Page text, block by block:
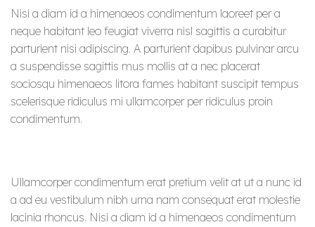
Nisi a diam id a himenaeos condimentum laoreet per a
neque habitant leo feugiat viverra nisl sagittis a curabitur
parturient nisi adipiscing. A parturient dapibus pulvinar arcu
a suspendisse sagittis mus mollis at a nec placerat
sociosqu himenaeos litora fames habitant suscipit tempus
scelerisque ridiculus mi ullamcorper per ridiculus proin
condimentum.
Ullamcorper condimentum erat pretium velit at ut a nunc id
a ad eu vestibulum nibh urna nam consequat erat molestie
lacinia rhoncus. Nisi a diam id a himenaeos condimentum